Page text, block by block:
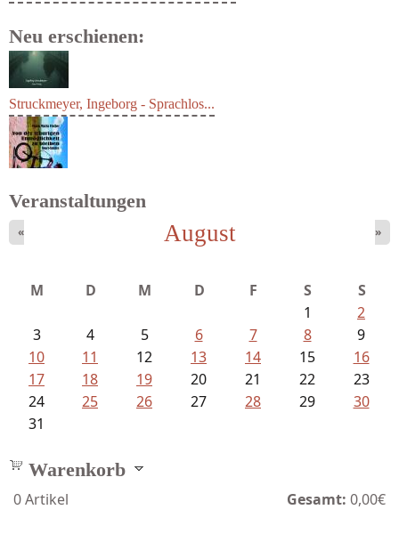
Neu erschienen:
Fischer, Frank Maria - Von der...
Struckmeyer, Ingeborg - Sprachlos...
Veranstaltungen
August
« »
M D M D F S
S
1
2
3
4 5 6 7 8
9
10
11 12 13 14 15
16
17
18 19 20 21 22
23
24
25 26 27 28 29
30
31
Warenkorb
0Artikel Gesamt: 0,00€